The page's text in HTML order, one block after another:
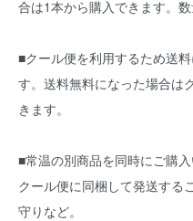
合は1本から購入できます。数
■クール便を利用するため送
す。送料無料になった場合は
きます。
■常温の別商品を同時にご購
クール便に同梱して発送する
守りなど。